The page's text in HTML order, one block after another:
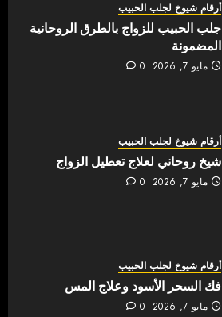
أرقام شيوخ لجلب الحبيب
جلب الحبيب للزواج بالطرق الروحانية
المضمونة
مايو 7, 2026 0
أرقام شيوخ لجلب الحبيب
شيخ روحاني لعلاج تعطيل الزواج
مايو 7, 2026 0
أرقام شيوخ لجلب الحبيب
فك السحر الأسود وعلاج المس
مايو 7, 2026 0